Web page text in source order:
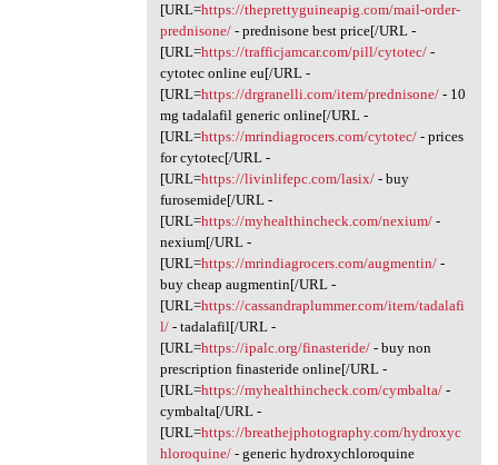
[URL=https://theprettyguineapig.com/mail-order-
prednisone/- prednisone best price[/URL -
[URL=https://trafficjamcar.com/pill/cytotec/-
cytotec online eu[/URL -
[URL=https://drgranelli.com/item/prednisone/- 10
mg tadalafil generic online[/URL -
[URL=https://mrindiagrocers.com/cytotec/- prices
for cytotec[/URL -
[URL=https://livinlifepc.com/lasix/- buy
furosemide[/URL -
[URL=https://myhealthincheck.com/nexium/-
nexium[/URL -
[URL=https://mrindiagrocers.com/augmentin/-
buy cheap augmentin[/URL -
[URL=https://cassandraplummer.com/item/tadalafi
l/- tadalafil[/URL -
[URL=https://ipalc.org/finasteride/- buy non
prescription finasteride online[/URL -
[URL=https://myhealthincheck.com/cymbalta/-
cymbalta[/URL -
[URL=https://breathejphotography.com/hydroxyc
hloroquine/- generic hydroxychloroquine